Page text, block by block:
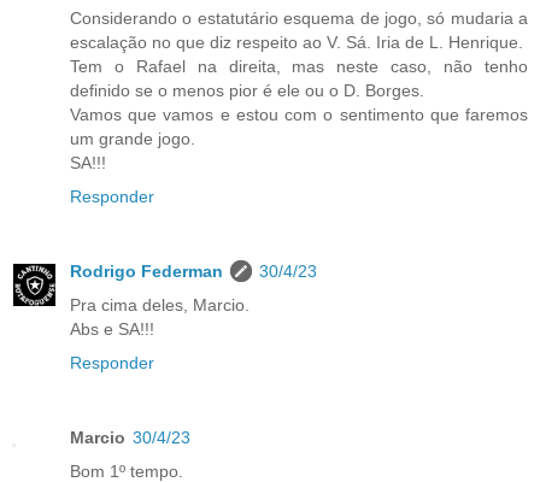
Considerando o estatutário esquema de jogo, só mudaria a
escalação no que diz respeito ao V. Sá. Iria de L. Henrique.
Tem o Rafael na direita, mas neste caso, não tenho
definido se o menos pior é ele ou o D. Borges.
Vamos que vamos e estou com o sentimento que faremos
um grande jogo.
SA!!!
Responder
Rodrigo Federman
30/4/23
Pra cima deles, Marcio.
Abs e SA!!!
Responder
Marcio 30/4/23
Bom 1º tempo.